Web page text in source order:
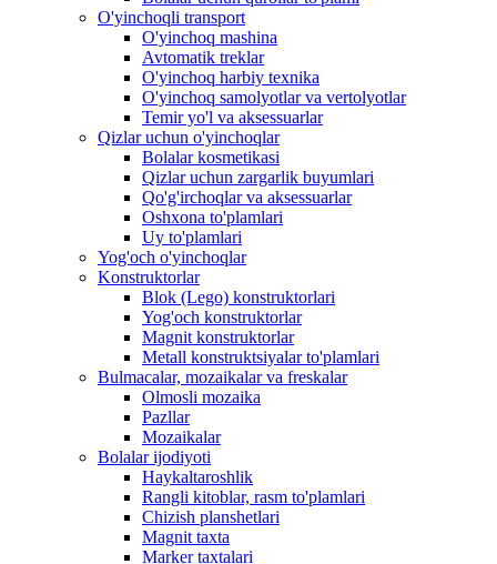
O'yinchoqli transport
O'yinchoq mashina
Avtomatik treklar
O'yinchoq harbiy texnika
O'yinchoq samolyotlar va vertolyotlar
Temir yo'l va aksessuarlar
Qizlar uchun o'yinchoqlar
Bolalar kosmetikasi
Qizlar uchun zargarlik buyumlari
Qo'g'irchoqlar va aksessuarlar
Oshxona to'plamlari
Uy to'plamlari
Yog'och o'yinchoqlar
Konstruktorlar
Blok (Lego) konstruktorlari
Yog'och konstruktorlar
Magnit konstruktorlar
Metall konstruktsiyalar to'plamlari
Bulmacalar, mozaikalar va freskalar
Olmosli mozaika
Pazllar
Mozaikalar
Bolalar ijodiyoti
Haykaltaroshlik
Rangli kitoblar, rasm to'plamlari
Chizish planshetlari
Magnit taxta
Marker taxtalari